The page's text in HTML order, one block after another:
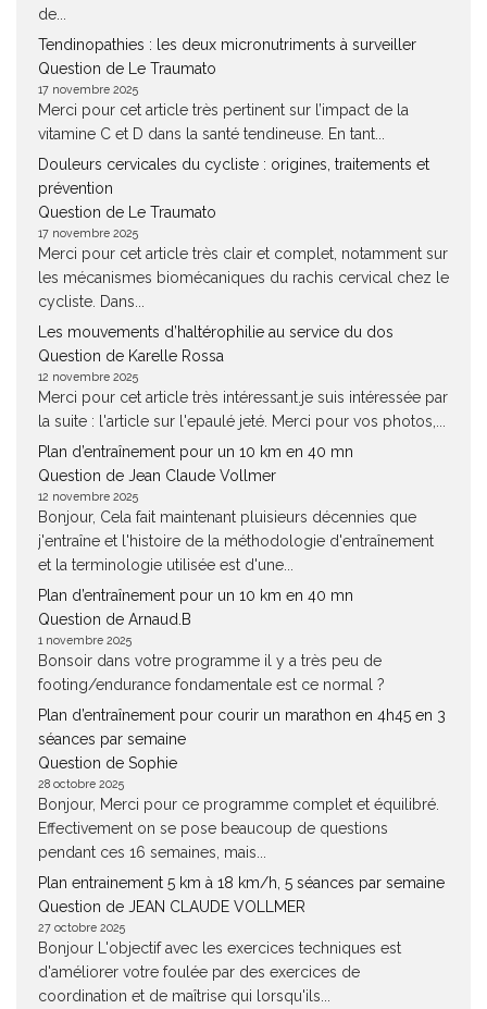
de...
Tendinopathies : les deux micronutriments à surveiller
Question de Le Traumato
17 novembre 2025
Merci pour cet article très pertinent sur l’impact de la
vitamine C et D dans la santé tendineuse. En tant...
Douleurs cervicales du cycliste : origines, traitements et
prévention
Question de Le Traumato
17 novembre 2025
Merci pour cet article très clair et complet, notamment sur
les mécanismes biomécaniques du rachis cervical chez le
cycliste. Dans...
Les mouvements d’haltérophilie au service du dos
Question de Karelle Rossa
12 novembre 2025
Merci pour cet article très intéressant.je suis intéressée par
la suite : l'article sur l'epaulé jeté. Merci pour vos photos,...
Plan d’entraînement pour un 10 km en 40 mn
Question de Jean Claude Vollmer
12 novembre 2025
Bonjour, Cela fait maintenant pluisieurs décennies que
j'entraîne et l'histoire de la méthodologie d'entraînement
et la terminologie utilisée est d'une...
Plan d’entraînement pour un 10 km en 40 mn
Question de Arnaud.B
1 novembre 2025
Bonsoir dans votre programme il y a très peu de
footing/endurance fondamentale est ce normal ?
Plan d’entraînement pour courir un marathon en 4h45 en 3
séances par semaine
Question de Sophie
28 octobre 2025
Bonjour, Merci pour ce programme complet et équilibré.
Effectivement on se pose beaucoup de questions
pendant ces 16 semaines, mais...
Plan entrainement 5 km à 18 km/h, 5 séances par semaine
Question de JEAN CLAUDE VOLLMER
27 octobre 2025
Bonjour L'objectif avec les exercices techniques est
d'améliorer votre foulée par des exercices de
coordination et de maîtrise qui lorsqu'ils...